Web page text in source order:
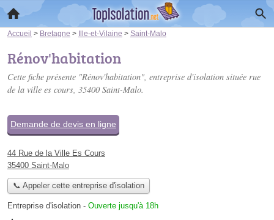
Accueil > Bretagne > Ille-et-Vilaine > Saint-Malo
Rénov'habitation
Cette fiche présente "Rénov'habitation", entreprise d'isolation située rue
de la ville es cours, 35400 Saint-Malo.
Demande de devis en ligne
44 Rue de la Ville Es Cours
35400 Saint-Malo
📞 Appeler cette entreprise d'isolation
Entreprise d'isolation - Ouverte jusqu'à 18h